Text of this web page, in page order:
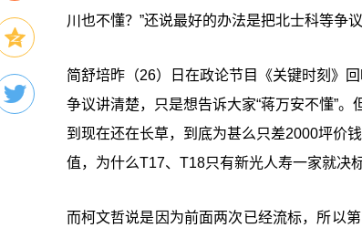
川也不懂？”还说最好的办法是把北士科等争
简舒培昨（26）日在政论节目《关键时刻》
争议讲清楚，只是想告诉大家“蒋万安不懂”
到现在还在长草，到底为甚么只差2000坪价
值，为什么T17、T18只有新光人寿一家就决标
而柯文哲说是因为前面两次已经流标，所以